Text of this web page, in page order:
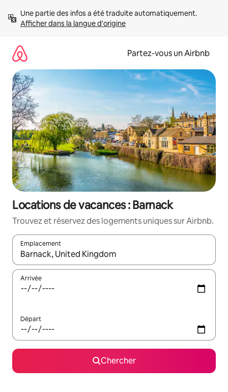
directement
Afficher dans la langue d'origine
Partez-vous un Airbnb
Locations de vacances : Barnack
Trouvez et réservez des logements uniques sur Airbnb.
Emplacement
Quand les résultats sont affichés, parcourez-les en utilisant
Arrivée
Départ
Chercher